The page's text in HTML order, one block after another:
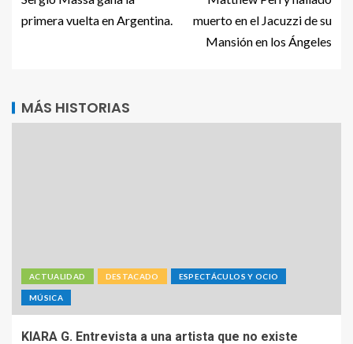
primera vuelta en Argentina.
muerto en el Jacuzzi de su
Mansión en los Ángeles
MÁS HISTORIAS
ACTUALIDAD DESTACADO ESPECTÁCULOS Y OCIO
MÚSICA
KIARA G. Entrevista a una artista que no existe